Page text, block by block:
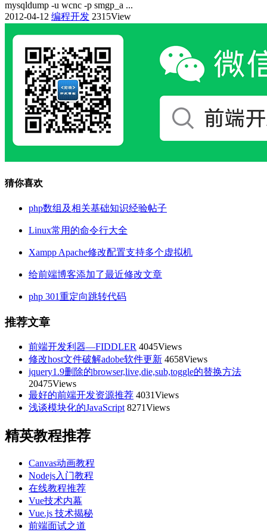
mysqldump -u wcnc -p smgp_a ...
2012-04-12 编程开发 2315View
猜你喜欢
php数组及相关基础知识经验帖子
Linux常用的命令行大全
Xampp Apache修改配置支持多个虚拟机
给前端博客添加了最近修改文章
php 301重定向跳转代码
推荐文章
前端开发利器—FIDDLER 4045Views
修改host文件破解adobe软件更新 4658Views
jquery1.9删除的browser,live,die,sub,toggle的替换方法
20475Views
最好的前端开发资源推荐 4031Views
浅谈模块化的JavaScript 8271Views
精英教程推荐
Canvas动画教程
Nodejs入门教程
在线教程推荐
Vue技术内幕
Vue.js 技术揭秘
前端面试之道